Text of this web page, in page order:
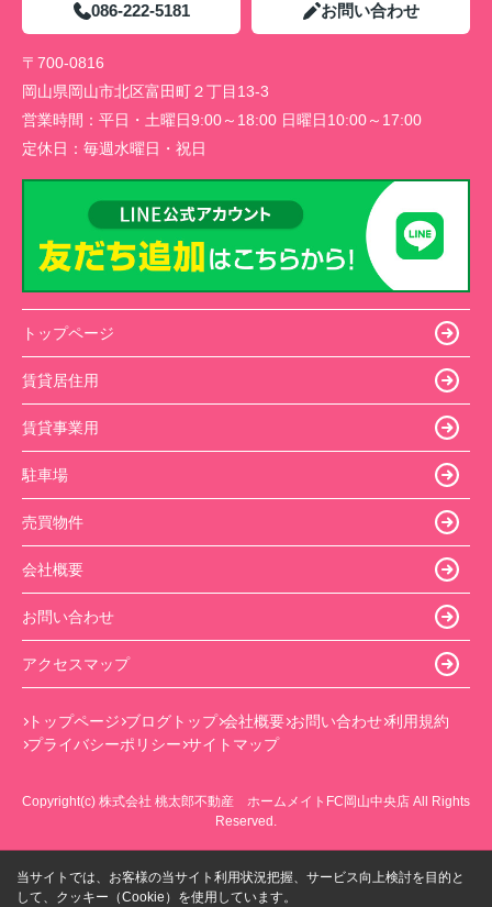
086-222-5181 お問い合わせ
〒700-0816
岡山県岡山市北区富田町２丁目13-3
営業時間： 平日・土曜日9:00～18:00 日曜日10:00～17:00
定休日： 毎週水曜日・祝日
トップページ
賃貸居住用
賃貸事業用
駐車場
売買物件
会社概要
お問い合わせ
アクセスマップ
トップページ ブログトップ 会社概要 お問い合わせ 利用規約
プライバシーポリシー サイトマップ
Copyright(c) 株式会社 桃太郎不動産 ホームメイトFC岡山中央店 All Rights
Reserved.
当サイトでは、お客様の当サイト利用状況把握、サービス向上検討を目的と
して、クッキー（Cookie）を使用しています。